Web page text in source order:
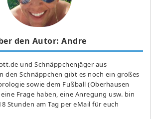
den Autor: Andre
und Schnäppchenjäger aus
den Schnäppchen gibt es noch ein großes
sowie dem Fußball (Oberhausen
Frage haben, eine Anregung usw. bin
Stunden am Tag per eMail für euch